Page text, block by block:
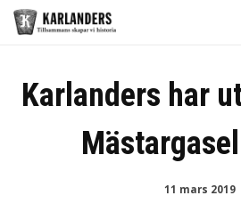
Karlanders har
11 mars 2019